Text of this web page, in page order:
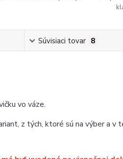
Súvisiaci tovar 8
vo váze.
z tých, ktoré sú na výber a v